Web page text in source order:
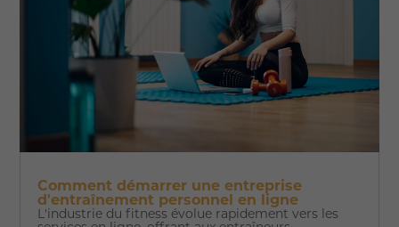
Comment démarrer une entreprise
d'entraînement personnel en ligne
L'industrie du fitness évolue rapidement vers les